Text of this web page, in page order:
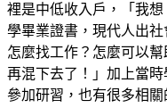
裡是中低收入戶，「我
學畢業證書，現代人出
怎麼找工作？怎麼可以
再混下去了！」加上當
參加研習，也有很多相